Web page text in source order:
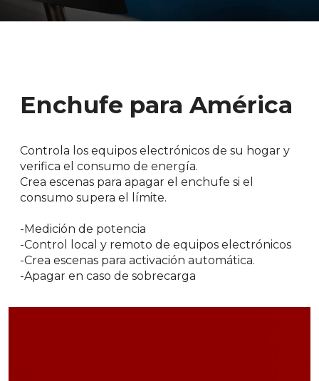
Enchufe para América
Controla los equipos electrónicos de su hogar y
verifica el consumo de energía.
Crea escenas para apagar el enchufe si el
consumo supera el límite.
-Medición de potencia
-Control local y remoto de equipos electrónicos
-Crea escenas para activación automática.
-Apagar en caso de sobrecarga